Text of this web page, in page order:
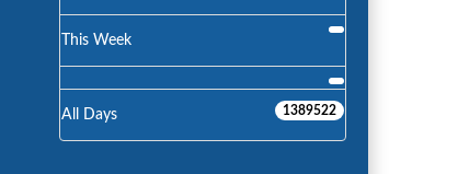
This Week
All Days 1389522